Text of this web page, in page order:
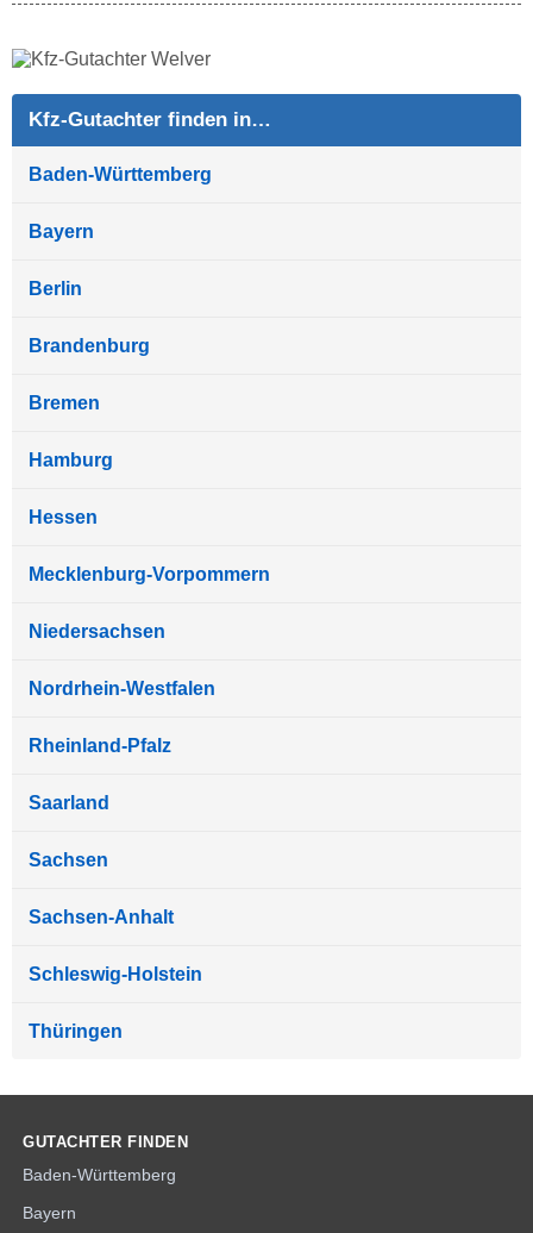
Kfz-Gutachter finden in…
Baden-Württemberg
Bayern
Berlin
Brandenburg
Bremen
Hamburg
Hessen
Mecklenburg-Vorpommern
Niedersachsen
Nordrhein-Westfalen
Rheinland-Pfalz
Saarland
Sachsen
Sachsen-Anhalt
Schleswig-Holstein
Thüringen
GUTACHTER FINDEN
Baden-Württemberg
Bayern